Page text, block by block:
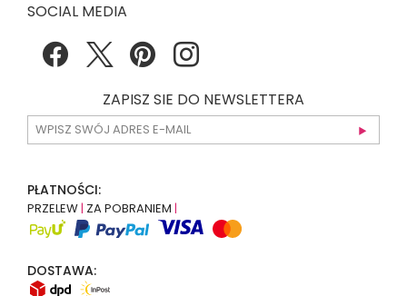
SOCIAL MEDIA
ZAPISZ SIE DO NEWSLETTERA
PŁATNOŚCI:
PRZELEW| ZA POBRANIEM |
DOSTAWA: